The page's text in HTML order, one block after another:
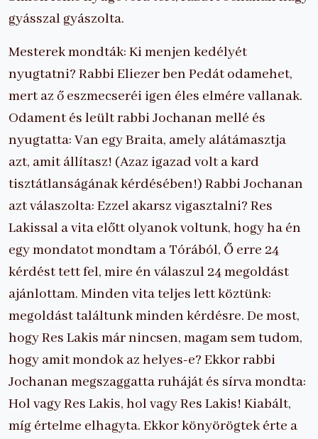
gyásszal gyászolta.
Mesterek mondták: Ki menjen kedélyét
nyugtatni? Rabbi Eliezer ben Pedát odamehet,
mert az ő eszmecseréi igen éles elmére vallanak.
Odament és leült rabbi Jochanan mellé és
nyugtatta: Van egy Braita, amely alátámasztja
azt, amit állítasz! (Azaz igazad volt a kard
tisztátlanságának kérdésében!) Rabbi Jochanan
azt válaszolta: Ezzel akarsz vigasztalni? Res
Lakissal a vita előtt olyanok voltunk, hogy ha én
egy mondatot mondtam a Tórából, Ő erre 24
kérdést tett fel, mire én válaszul 24 megoldást
ajánlottam. Minden vita teljes lett köztünk:
megoldást találtunk minden kérdésre. De most,
hogy Res Lakis már nincsen, magam sem tudom,
hogy amit mondok az helyes-e? Ekkor rabbi
Jochanan megszaggatta ruháját és sírva mondta:
Hol vagy Res Lakis, hol vagy Res Lakis! Kiabált,
míg értelme elhagyta. Ekkor könyörögtek érte a